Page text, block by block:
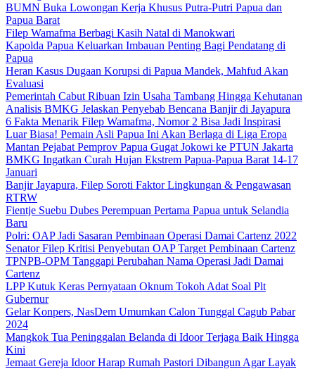
BUMN Buka Lowongan Kerja Khusus Putra-Putri Papua dan
Papua Barat
Filep Wamafma Berbagi Kasih Natal di Manokwari
Kapolda Papua Keluarkan Imbauan Penting Bagi Pendatang di
Papua
Heran Kasus Dugaan Korupsi di Papua Mandek, Mahfud Akan
Evaluasi
Pemerintah Cabut Ribuan Izin Usaha Tambang Hingga Kehutanan
Analisis BMKG Jelaskan Penyebab Bencana Banjir di Jayapura
6 Fakta Menarik Filep Wamafma, Nomor 2 Bisa Jadi Inspirasi
Luar Biasa! Pemain Asli Papua Ini Akan Berlaga di Liga Eropa
Mantan Pejabat Pemprov Papua Gugat Jokowi ke PTUN Jakarta
BMKG Ingatkan Curah Hujan Ekstrem Papua-Papua Barat 14-17
Januari
Banjir Jayapura, Filep Soroti Faktor Lingkungan & Pengawasan
RTRW
Fientje Suebu Dubes Perempuan Pertama Papua untuk Selandia
Baru
Polri: OAP Jadi Sasaran Pembinaan Operasi Damai Cartenz 2022
Senator Filep Kritisi Penyebutan OAP Target Pembinaan Cartenz
TPNPB-OPM Tanggapi Perubahan Nama Operasi Jadi Damai
Cartenz
LPP Kutuk Keras Pernyataan Oknum Tokoh Adat Soal Plt
Gubernur
Gelar Konpers, NasDem Umumkan Calon Tunggal Cagub Pabar
2024
Mangkok Tua Peninggalan Belanda di Idoor Terjaga Baik Hingga
Kini
Jemaat Gereja Idoor Harap Rumah Pastori Dibangun Agar Layak